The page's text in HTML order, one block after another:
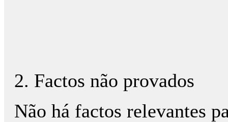
2. Factos não provados
Não há factos relevantes